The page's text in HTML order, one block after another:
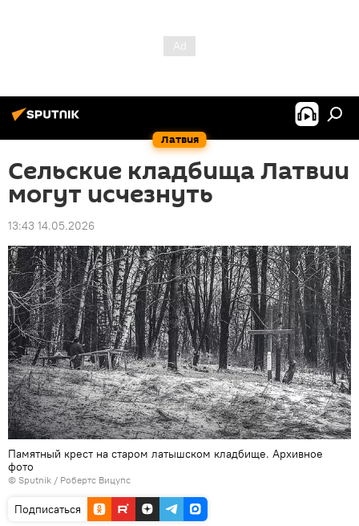
Латвия
Сельские кладбища Латвии
могут исчезнуть
13:43 14.05.2026
Памятный крест на старом латышском кладбище. Архивное
фото
© Sputnik / Робертс Вицупс
Подписаться